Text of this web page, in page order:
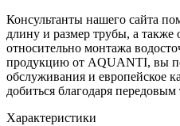
Консультанты нашего сайта
длину и размер трубы, а также
относительно монтажа
продукцию от AQUANTI, вы
обслуживания и европейское
добиться благодаря
Характеристики